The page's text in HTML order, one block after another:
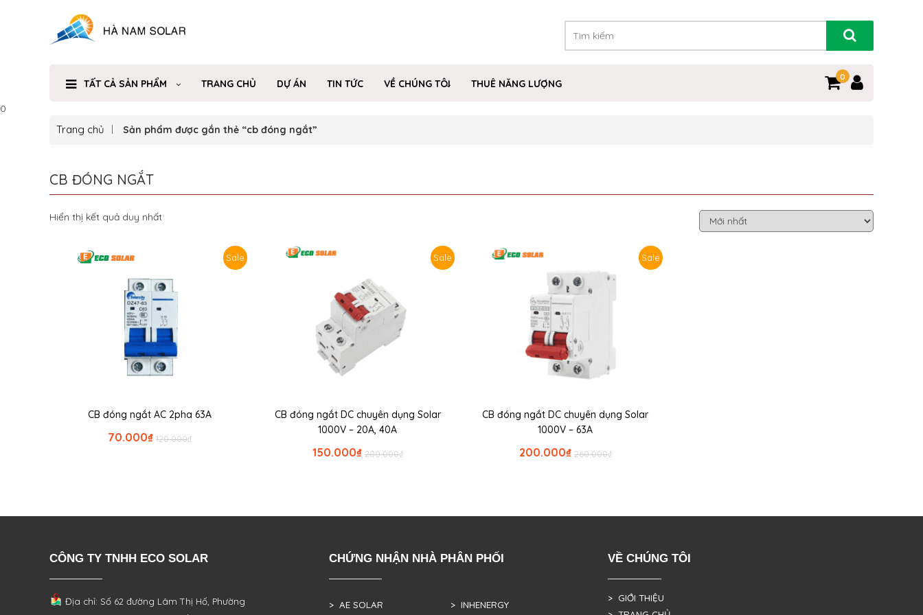
TẤT CẢ SẢN PHẨM TRANG CHỦ DỰ ÁN TIN TỨC VỀ CHÚNG TÔI THUÊ NĂNG LƯỢNG
0
0
Trang chủ Sản phẩm được gắn thẻ “cb đóng ngắt”
CB ĐÓNG NGẮT
Hiển thị kết quả duy nhất
Sale
CB đóng ngắt AC 2pha 63A
₫
120.000
₫
70.000
Sale
CB đóng ngắt DC chuyên dụng Solar
1000V – 20A, 40A
₫
200.000
₫
150.000
Sale
CB đóng ngắt DC chuyên dụng Solar
1000V – 63A
₫
260.000
₫
200.000
CÔNG TY TNHH ECO SOLAR
Địa chỉ: Số 62 đường Lâm Thị Hố, Phường
CHỨNG NHẬN NHÀ PHÂN PHỐI
> AE SOLAR > INHENERGY
VỀ CHÚNG TÔI
> GIỚI THIỆU